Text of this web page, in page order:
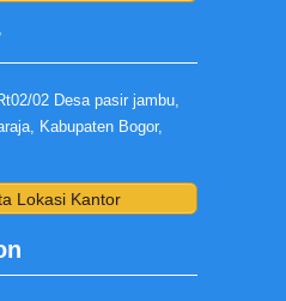
02 Desa pasir jambu,
Kabupaten Bogor,
Lokasi Kantor